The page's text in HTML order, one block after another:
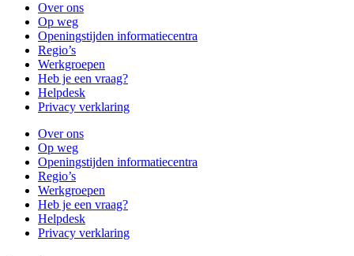
Over ons
Op weg
Openingstijden informatiecentra
Regio’s
Werkgroepen
Heb je een vraag?
Helpdesk
Privacy verklaring
Over ons
Op weg
Openingstijden informatiecentra
Regio’s
Werkgroepen
Heb je een vraag?
Helpdesk
Privacy verklaring